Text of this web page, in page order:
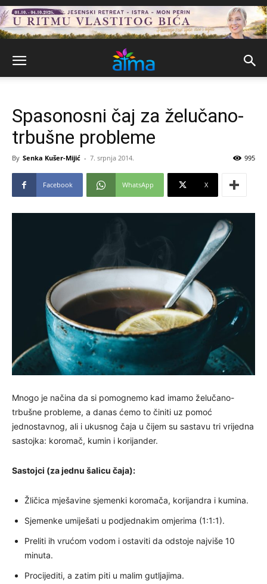
Spasonosni čaj za želučano-
trbušne probleme
By Senka Kušer-Mijić - 7. srpnja 2014. 995
Facebook WhatsApp X
Mnogo je načina da si pomognemo kad imamo želučano-
trbušne probleme, a danas ćemo to činiti uz pomoć
jednostavnog, ali i ukusnog čaja u čijem su sastavu tri vrijedna
sastojka: koromač, kumin i korijander.
Sastojci (za jednu šalicu čaja):
Žličica mješavine sjemenki koromača, korijandra i kumina.
Sjemenke umiješati u podjednakim omjerima (1:1:1).
Preliti ih vrućom vodom i ostaviti da odstoje najviše 10
minuta.
Procijediti, a zatim piti u malim gutljajima.